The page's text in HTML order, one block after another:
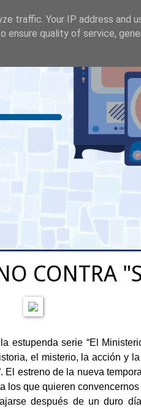
CONTRA
estupenda serie “El
el misterio, la acción y
El estreno de la nueva
los que quieren convencernos
después de un duro
traffic. Your IP address and
ensure quality of service,